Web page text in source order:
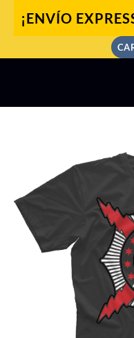
¡ENVÍO